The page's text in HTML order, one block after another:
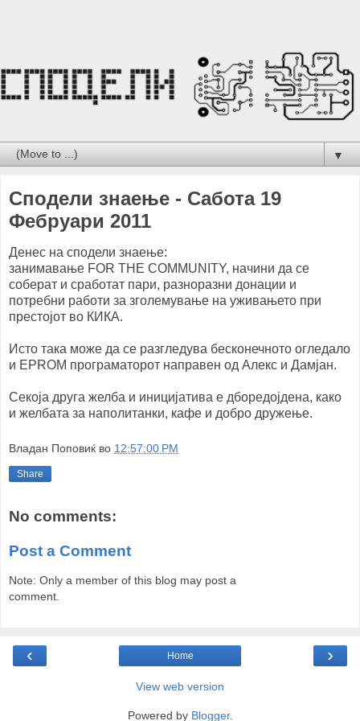
▼
Сподели знаење - Сабота 19
Фебруари 2011
Денес на сподели знаење:
занимавање FOR THE COMMUNITY, начини да се
соберат и сработат пари, разноразни донации и
потребни работи за зголемување на уживањето при
престојот во КИКА.
Исто така може да се разгледува бесконечното огледало
и EPROM програматорот направен од Алекс и Дамјан.
Секоја друга желба и иницијатива е дборедојдена, како
и желбата за наполитанки, кафе и добро дружење.
Владан Поповиќ во 12:57:00 PM
Share
No comments:
Post a Comment
Note: Only a member of this blog may post a
comment.
‹ ›
Home
View web version
Powered by Blogger.